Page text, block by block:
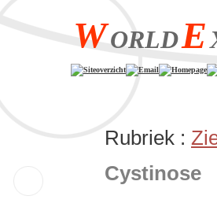
WORLDE
Siteoverzicht Email Homepage
Rubriek :
Cystinose